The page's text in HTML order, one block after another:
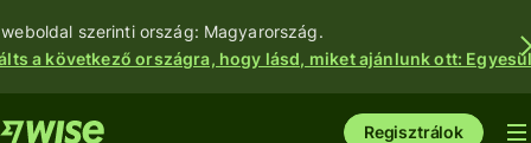
szerinti ország: Magyarország.
a következő országra, hogy lásd, miket ajánlunk ott:
Regisztrálok